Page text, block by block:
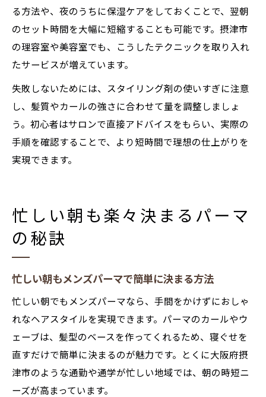
る方法や、夜のうちに保湿ケアをしておくことで、翌朝
のセット時間を大幅に短縮することも可能です。摂津市
の理容室や美容室でも、こうしたテクニックを取り入れ
たサービスが増えています。
失敗しないためには、スタイリング剤の使いすぎに注意
し、髪質やカールの強さに合わせて量を調整しましょ
う。初心者はサロンで直接アドバイスをもらい、実際の
手順を確認することで、より短時間で理想の仕上がりを
実現できます。
忙しい朝も楽々決まるパーマ
の秘訣
忙しい朝もメンズパーマで簡単に決まる方法
忙しい朝でもメンズパーマなら、手間をかけずにおしゃ
れなヘアスタイルを実現できます。パーマのカールやウ
ェーブは、髪型のベースを作ってくれるため、寝ぐせを
直すだけで簡単に決まるのが魅力です。とくに大阪府摂
津市のような通勤や通学が忙しい地域では、朝の時短ニ
ーズが高まっています。